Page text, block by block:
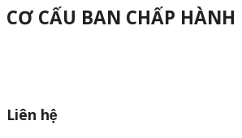
CƠ CẤU BAN CHẤP HÀNH
Liên hệ